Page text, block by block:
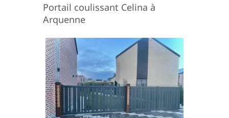
Portail coulissant Celina à
Arquenne